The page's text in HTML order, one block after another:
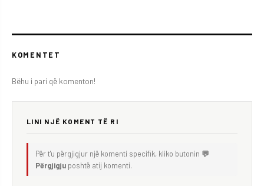
KOMENTET
Bëhu i pari që komenton!
LINI NJË KOMENT TË RI
Për t'u përgjigjur një komenti specifik, kliko butonin 💬
Përgjigju poshtë atij komenti.